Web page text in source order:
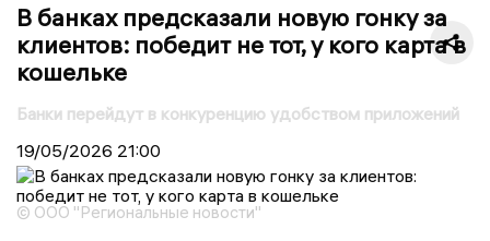
В банках предсказали новую гонку за
клиентов: победит не тот, у кого карта в
кошельке
Банки перейдут в конкуренцию удобством приложений
19/05/2026 21:00
© ООО "Региональные новости"